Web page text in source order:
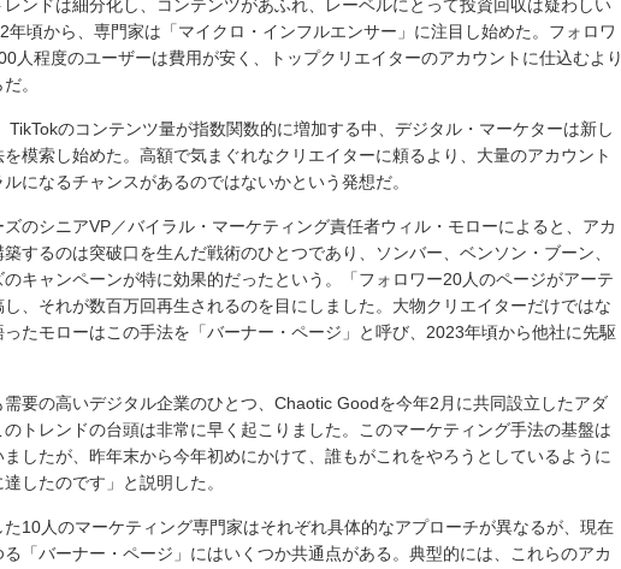
レンドは細分化し、コンテンツがあふれ、レーベルにとって投資回収は疑わしい
年頃から、専門家は「マイクロ・インフルエンサー」に注目し始めた。フォロワ
人程度のユーザーは費用が安く、トップクリエイターのアカウントに仕込むより
。
のコンテンツ量が指数関数的に増加する中、デジタル・マーケターは新し
模索し始めた。高額で気まぐれなクリエイターに頼るより、大量のアカウント
になるチャンスがあるのではないかという発想だ。
のシニアVP／バイラル・マーケティング責任者ウィル・モローによると、アカ
するのは突破口を生んだ戦術のひとつであり、ソンバー、ベンソン・ブーン、
キャンペーンが特に効果的だったという。「フォロワー20人のページがアーテ
し、それが数百万回再生されるのを目にしました。大物クリエイターだけではな
たモローはこの手法を「バーナー・ページ」と呼び、2023年頃から他社に先駆
要の高いデジタル企業のひとつ、Chaotic Goodを今年2月に共同設立したアダ
のトレンドの台頭は非常に早く起こりました。このマーケティング手法の基盤は
したが、昨年末から今年初めにかけて、誰もがこれをやろうとしているように
したのです」と説明した。
10人のマーケティング専門家はそれぞれ具体的なアプローチが異なるが、現在
「バーナー・ページ」にはいくつか共通点がある。典型的には、これらのアカ